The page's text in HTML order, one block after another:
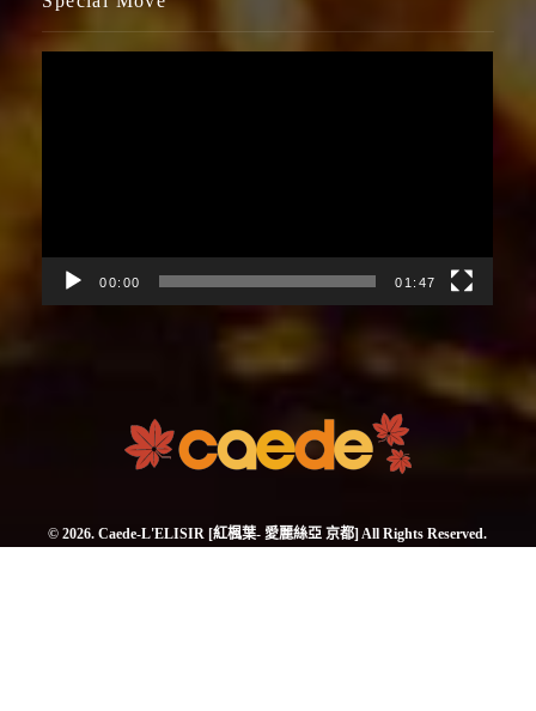
00:00 01:47
© 2026. Caede-L'ELISIR [紅楓葉- 愛麗絲亞 京都] All Rights Reserved.